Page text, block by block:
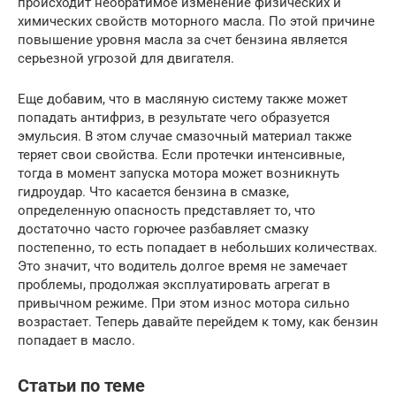
химических свойств моторного масла. По этой причине
повышение уровня масла за счет бензина является
серьезной угрозой для двигателя.
Еще добавим, что в масляную систему также может
попадать антифриз, в результате чего образуется
эмульсия. В этом случае смазочный материал также
теряет свои свойства. Если протечки интенсивные,
тогда в момент запуска мотора может возникнуть
гидроудар. Что касается бензина в смазке,
определенную опасность представляет то, что
достаточно часто горючее разбавляет смазку
постепенно, то есть попадает в небольших количествах.
Это значит, что водитель долгое время не замечает
проблемы, продолжая эксплуатировать агрегат в
привычном режиме. При этом износ мотора сильно
возрастает. Теперь давайте перейдем к тому, как бензин
попадает в масло.
Статьи по теме